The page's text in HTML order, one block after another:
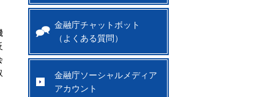
金融庁チャットボット
（よくある質問）
金融庁ソーシャルメディア
アカウント